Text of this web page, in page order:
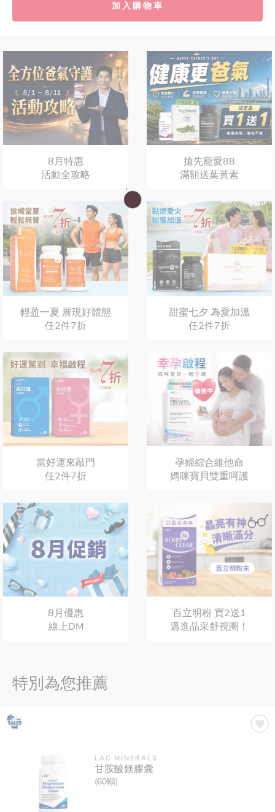
加入購物車
8月特惠
活動全攻略
搶先寵愛88
滿額送葉黃素
輕盈一夏 展現好體態
任2件7折
甜蜜七夕 為愛加溫
任2件7折
當好運來敲門
任2件7折
孕婦綜合維他命
媽咪寶貝雙重呵護
8月優惠
線上DM
百立明粉 買2送1
邁進晶采舒視圈！
特別為您推薦
LAC MINERALS
甘胺酸鎂膠囊
(60顆)